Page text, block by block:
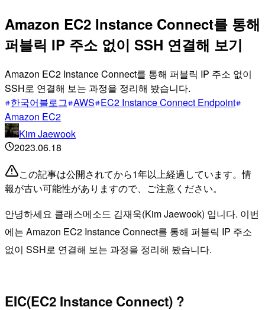
Amazon EC2 Instance Connect를 통해
퍼블릭 IP 주소 없이 SSH 연결해 보기
Amazon EC2 Instance Connect를 통해 퍼블릭 IP 주소 없이
SSH로 연결해 보는 과정을 정리해 봤습니다.
한국어블로그 AWS EC2 Instance Connect Endpoint
Amazon EC2
Kim Jaewook
2023.06.18
この記事は公開されてから1年以上経過しています。情
報が古い可能性がありますので、ご注意ください。
안녕하세요 클래스메소드 김재욱(Kim Jaewook) 입니다. 이번
에는 Amazon EC2 Instance Connect를 통해 퍼블릭 IP 주소
없이 SSH로 연결해 보는 과정을 정리해 봤습니다.
EIC(EC2 Instance Connect) ?